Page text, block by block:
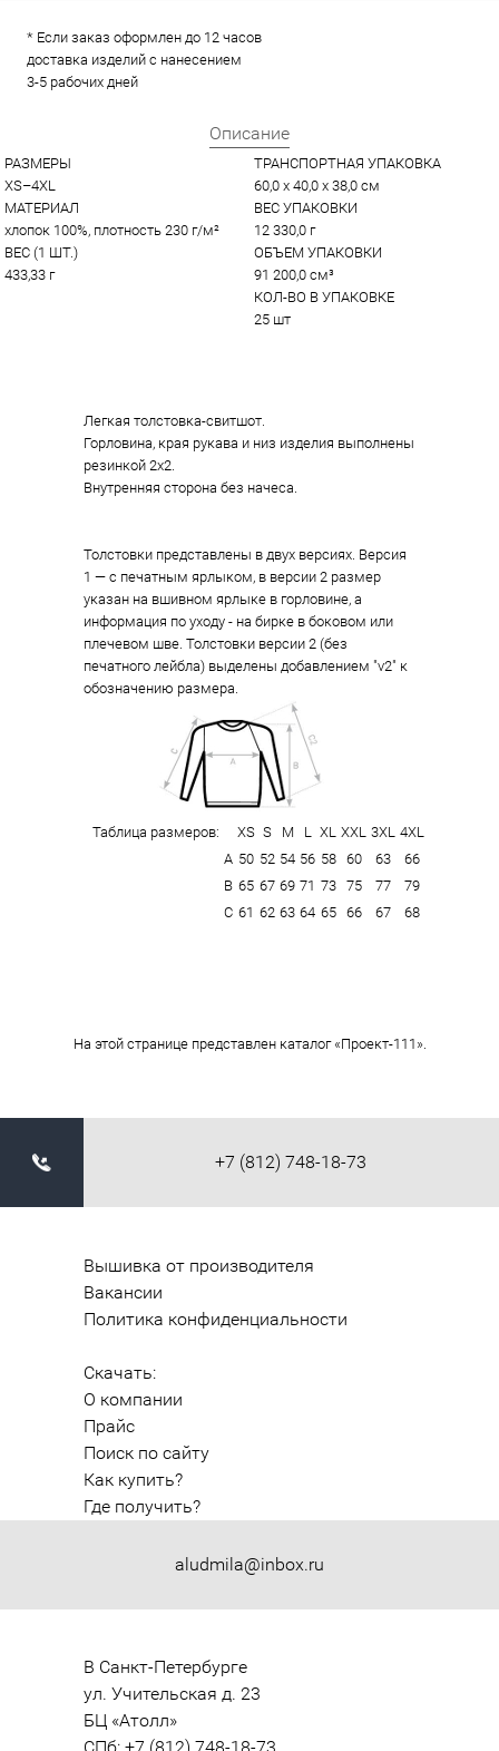
* Если заказ оформлен до 12 часов
доставка изделий с нанесением
3-5 рабочих дней
Описание
РАЗМЕРЫ
XS–4XL
МАТЕРИАЛ
хлопок 100%, плотность 230 г/м²
ВЕС (1 ШТ.)
433,33 г
ТРАНСПОРТНАЯ УПАКОВКА
60,0 x 40,0 x 38,0 см
ВЕС УПАКОВКИ
12 330,0 г
ОБЪЕМ УПАКОВКИ
91 200,0 см³
КОЛ-ВО В УПАКОВКЕ
25 шт
Легкая толстовка-свитшот.
Горловина, края рукава и низ изделия выполнены
резинкой 2х2.
Внутренняя сторона без начеса.
Толстовки представлены в двух версиях. Версия
1 — с печатным ярлыком, в версии 2 размер
указан на вшивном ярлыке в горловине, а
информация по уходу - на бирке в боковом или
плечевом шве. Толстовки версии 2 (без
печатного лейбла) выделены добавлением "v2" к
обозначению размера.
Таблица размеров: XS S M L XL XXL 3XL 4XL
А 50 52 54 56 58 60 63
66
В 65 67 69 71 73 75 77
79
С 61 62 63 64 65 66 67 68
На этой странице представлен каталог «Проект-111».
+7 (812) 748-18-73
aludmila@inbox.ru
Вышивка от производителя
Вакансии
Политика конфиденциальности
Скачать:
О компании
Прайс
Поиск по сайту
Как купить?
Где получить?
В Санкт-Петербурге
ул. Учительская д. 23
БЦ «Атолл»